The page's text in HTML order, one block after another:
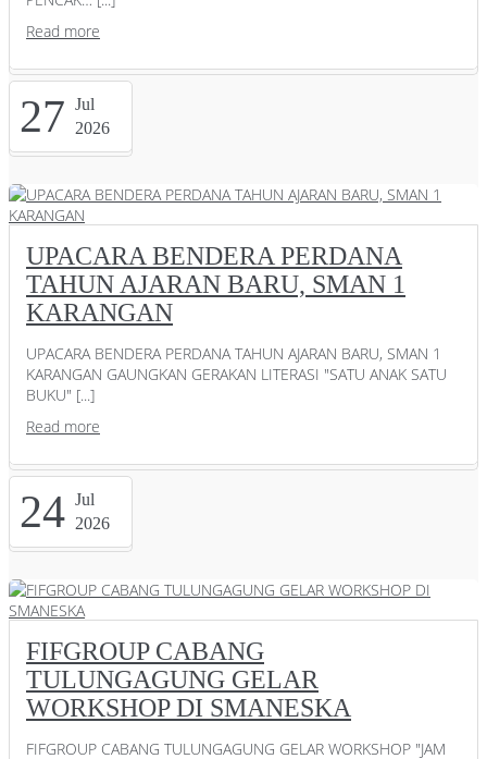
Read more
27 Jul
2026
UPACARA BENDERA PERDANA
TAHUN AJARAN BARU, SMAN 1
KARANGAN
UPACARA BENDERA PERDANA TAHUN AJARAN BARU, SMAN 1
KARANGAN GAUNGKAN GERAKAN LITERASI "SATU ANAK SATU
BUKU" [...]
Read more
24 Jul
2026
FIFGROUP CABANG
TULUNGAGUNG GELAR
WORKSHOP DI SMANESKA
FIFGROUP CABANG TULUNGAGUNG GELAR WORKSHOP "JAM